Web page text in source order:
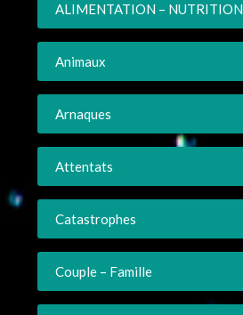
ALIMENTATION – NUTRITION
Animaux
Arnaques
Attentats
Catastrophes
Couple – Famille